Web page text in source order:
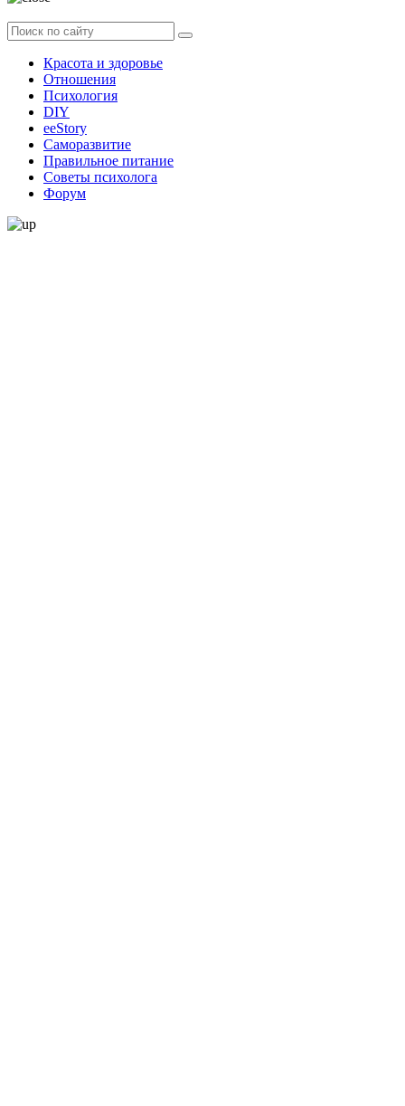
Красота и здоровье
Отношения
Психология
DIY
ееStory
Саморазвитие
Правильное питание
Советы психолога
Форум